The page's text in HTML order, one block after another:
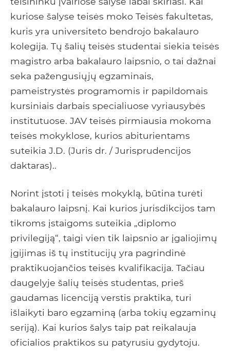
kuriose šalyse teisės moko Teisės fakultetas,
kuris yra universiteto bendrojo bakalauro
kolegija. Tų šalių teisės studentai siekia teisės
magistro arba bakalauro laipsnio, o tai dažnai
seka pažengusiųjų egzaminais,
pameistrystės programomis ir papildomais
kursiniais darbais specialiuose vyriausybės
institutuose. JAV teisės pirmiausia mokoma
teisės mokyklose, kurios abiturientams
suteikia J.D. (Juris dr. / Jurisprudencijos
daktaras)..
Norint įstoti į teisės mokyklą, būtina turėti
bakalauro laipsnį. Kai kurios jurisdikcijos tam
tikroms įstaigoms suteikia „diplomo
privilegiją“, taigi vien tik laipsnio ar įgaliojimų
įgijimas iš tų institucijų yra pagrindinė
praktikuojančios teisės kvalifikacija. Tačiau
daugelyje šalių teisės studentas, prieš
gaudamas licenciją verstis praktika, turi
išlaikyti baro egzaminą (arba tokių egzaminų
seriją). Kai kurios šalys taip pat reikalauja
oficialios praktikos su patyrusiu gydytoju.